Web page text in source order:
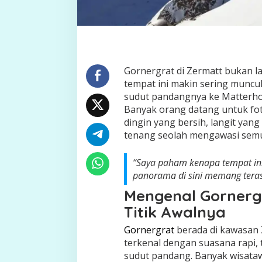
Gornergrat di Zermatt bukan
tempat ini makin sering
sudut pandangnya ke
Banyak orang datang untuk
dingin yang bersih, langit
tenang seolah mengawasi
“Saya paham kenapa tempat
panorama di sini memang
Mengenal
Titik Awalnya
Gornergratberada di
terkenal dengan suasana
sudut pandang. Banyak